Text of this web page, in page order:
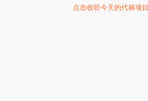
点击收听今天的代祷项目